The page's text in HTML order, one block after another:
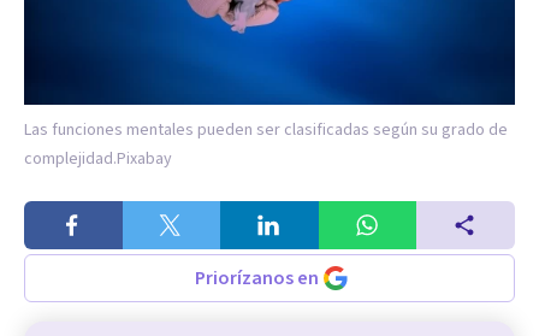
Las funciones mentales pueden ser clasificadas según su grado de
complejidad.Pixabay
Priorízanos en